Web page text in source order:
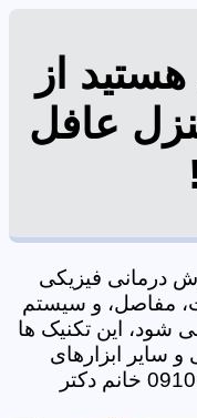
از
عافل
درمانی فیزیکی
مفاصل، و سیستم
شود، این تکنیک ها
و سایر ابزارهای
فیزیک درمانی می شود. 09106210197 خانم دکتر